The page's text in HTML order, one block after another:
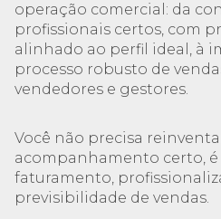
operação comercial: da
profissionais certos, com
alinhado ao perfil ideal, à
processo robusto de
vendedores e gestores.
Você não precisa
acompanhamento certo,
faturamento,
previsibilidade de vendas.